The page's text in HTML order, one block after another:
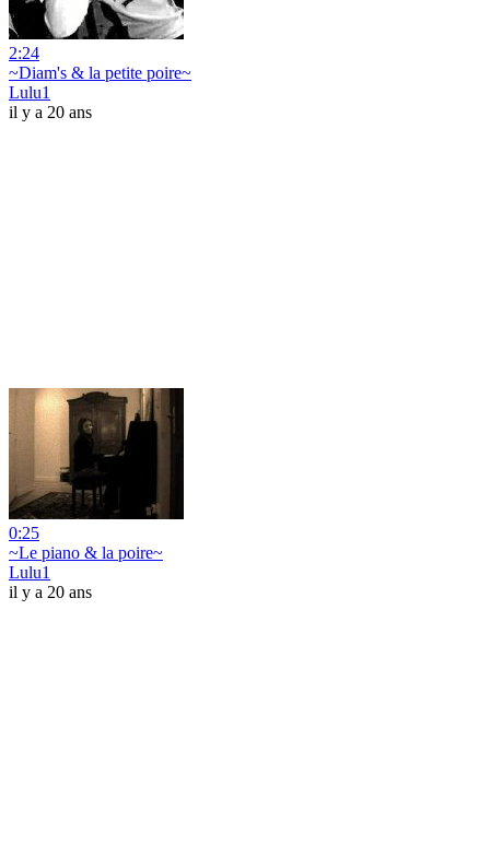
2:24
~Diam's & la petite poire~
Lulu1
il y a 20 ans
0:25
~Le piano & la poire~
Lulu1
il y a 20 ans